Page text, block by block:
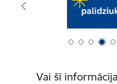
Vai šī